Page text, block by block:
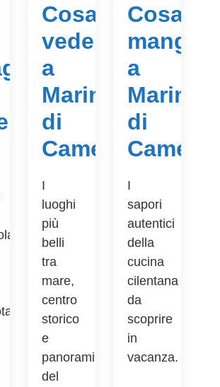
Cosa
vedere
a
Marina
di
Camerota
I
luoghi
più
belli
tra
mare,
centro
storico
e
panorami
del
Cosa
a
Marina
di
I
sapori
autentici
della
cucina
cilentana
da
scoprire
in
vacanza.